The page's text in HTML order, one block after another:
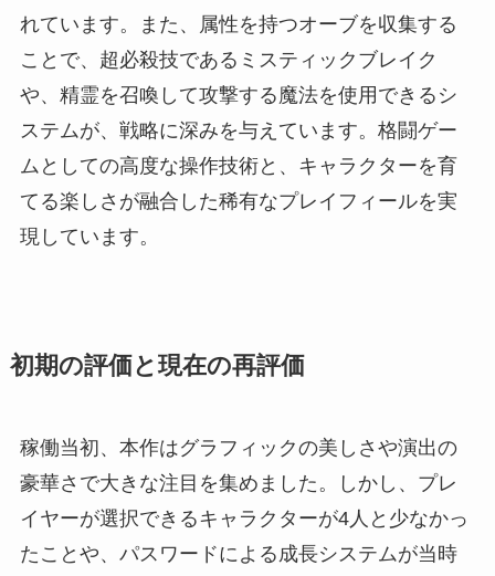
れています。また、属性を持つオーブを収集する
ことで、超必殺技であるミスティックブレイク
や、精霊を召喚して攻撃する魔法を使用できるシ
ステムが、戦略に深みを与えています。格闘ゲー
ムとしての高度な操作技術と、キャラクターを育
てる楽しさが融合した稀有なプレイフィールを実
現しています。
初期の評価と現在の再評価
稼働当初、本作はグラフィックの美しさや演出の
豪華さで大きな注目を集めました。しかし、プレ
イヤーが選択できるキャラクターが4人と少なかっ
たことや、パスワードによる成長システムが当時